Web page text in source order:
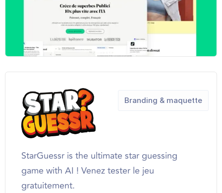
StarGuessr is the ultimate star guessing
game with AI ! Venez tester le jeu
gratuitement.
Branding & maquette